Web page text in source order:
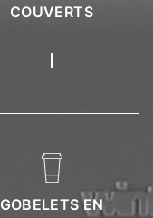
COUVERTS
GOBELETS EN